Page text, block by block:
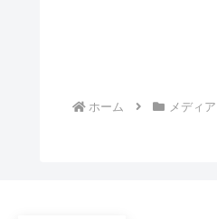
ホーム メディア